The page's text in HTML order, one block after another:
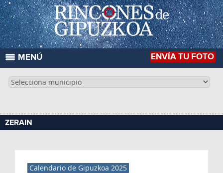
ENVÍA TU FOTO
MENÚ
ZERAIN
Calendario de Gipuzkoa 2025